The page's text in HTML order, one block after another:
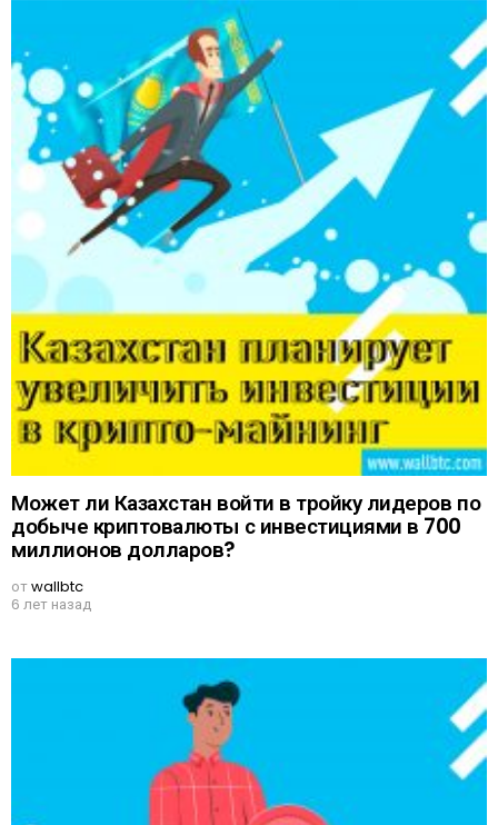
Может ли Казахстан войти в тройку лидеров по
добыче криптовалюты с инвестициями в 700
миллионов долларов?
отwallbtc
6 лет назад